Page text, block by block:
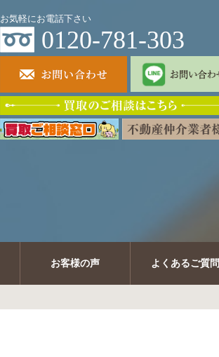
お気軽にお電話下さい
0120-781-303
お客様の声 よくあるご質問